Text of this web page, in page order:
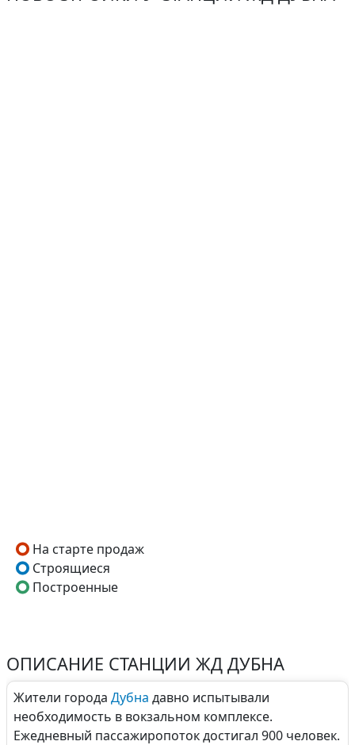
На старте продаж
Строящиеся
Построенные
ОПИСАНИЕ СТАНЦИИ ЖД ДУБНА
Жители города Дубна давно испытывали
необходимость в вокзальном комплексе.
Ежедневный пассажиропоток достигал 900 человек.